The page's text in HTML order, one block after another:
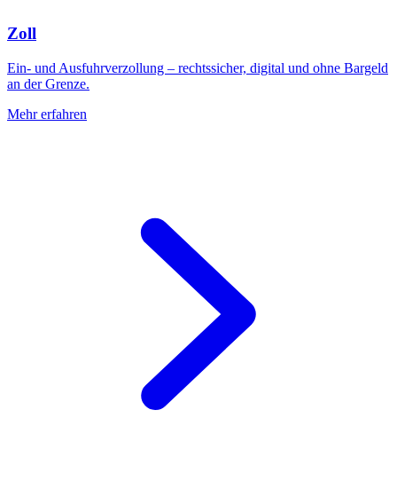
Zoll
Ein- und Ausfuhrverzollung – rechtssicher, digital und ohne Bargeld
an der Grenze.
Mehr erfahren